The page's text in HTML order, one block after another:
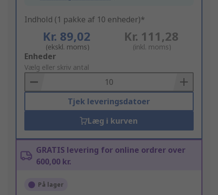
Indhold (1 pakke af 10 enheder)*
Kr. 89,02
(ekskl. moms)
Kr. 111,28
(inkl. moms)
Add
to
Basket
Enheder
Vælg eller skriv antal
Tjek leveringsdatoer
Læg i kurven
GRATIS levering for online ordrer over
600,00 kr.
På lager